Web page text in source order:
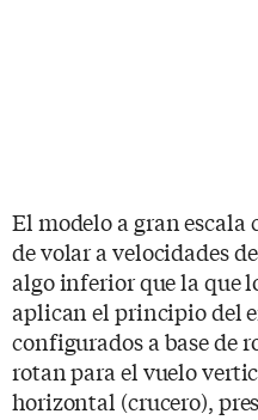
El modelo a gran escala
de volar a velocidades
algo inferior que la que
aplican el principio del
configurados a base de
rotan para el vuelo
horizontal (crucero),